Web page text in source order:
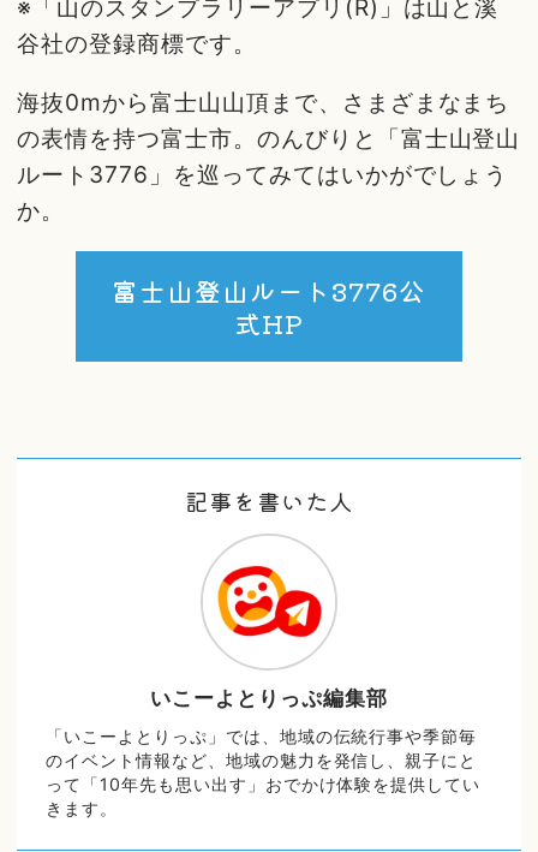
※「山のスタンプラリーアプリ(R)」は山と溪
谷社の登録商標です。
海抜0mから富士山山頂まで、さまざまなまち
の表情を持つ富士市。のんびりと「富士山登山
ルート3776」を巡ってみてはいかがでしょう
か。
富士山登山ルート3776公
式HP
記事を書いた人
いこーよとりっぷ編集部
「いこーよとりっぷ」では、地域の伝統行事や季節毎
のイベント情報など、地域の魅力を発信し、親子にと
って「10年先も思い出す」おでかけ体験を提供してい
きます。